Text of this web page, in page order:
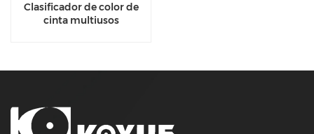
Clasificador de color de
cinta multiusos